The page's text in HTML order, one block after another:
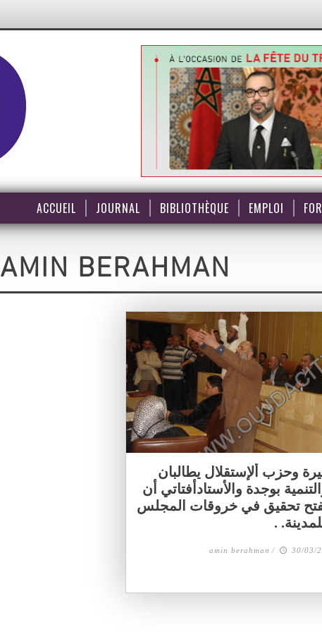
ACCUEIL JOURNAL BIBLIOTHÈQUE EMPLOI
AMIN BERAHMAN
وحزب ألإستقلال يطالبان
بوجدة والأستادأفتاتي أن
بفتح تحقيق في خروقات المجلس
.
amin berahman / 30/03/